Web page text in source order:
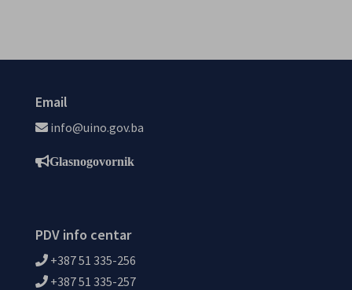
Email
info@uino.gov.ba
Glasnogovornik
PDV info centar
+387 51 335-256
+387 51 335-257